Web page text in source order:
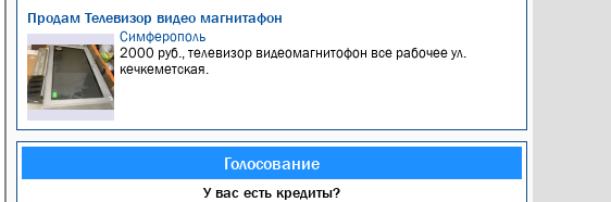
Продам Телевизор видео магнитафон
Симферополь
2000 руб., телевизор видеомагнитофон все рабочее ул.
кечкеметская.
Голосование
У вас есть кредиты?